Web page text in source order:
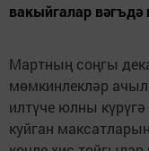
вакыйгалар вәгъдә
Мартның соңгы
мөмкинлекләр
илтүче юлны
куйган